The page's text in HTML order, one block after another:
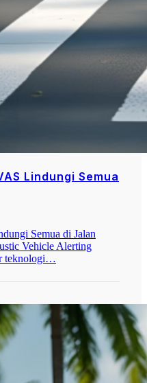
Lindungi Semua
Semua di Jalan
Vehicle Alerting
teknologi…